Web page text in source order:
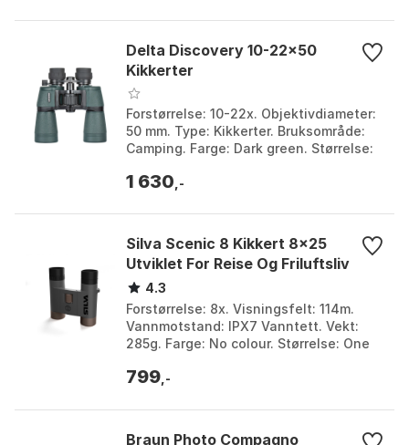
Delta Discovery 10-22x50
Kikkerter
Forstørrelse: 10-22x. Objektivdiameter:
50 mm. Type: Kikkerter. Bruksområde:
Camping. Farge: Dark green. Størrelse:
1 630 ,-
Silva Scenic 8 Kikkert 8x25
Utviklet For Reise Og Friluftsliv
4.3
Forstørrelse: 8x. Visningsfelt: 114m.
Vannmotstand: IPX7 Vanntett. Vekt:
285g. Farge: No colour. Størrelse: One
799 ,-
Braun Photo Compagno